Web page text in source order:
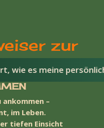
zur
-
-
persönlichen und
–
im Leben.
tiefen Einsicht